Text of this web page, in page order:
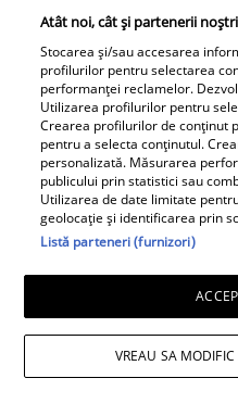
Sănătate
Indicele
siluetei
kg pe lună!
Află cum poţi să
variat, având în
Atât noi, cât și partenerii
Stocarea și/sau accesarea
profilurilor pentru selectarea
performanței reclamelor.
Utilizarea profilurilor pentru
Crearea profilurilor de conținut
pentru a selecta conținutul.
personalizată. Măsurarea
publicului prin statistici sau
Utilizarea de date limitate
geolocație și identificarea prin
Listă parteneri (furnizori)
VREAU SA